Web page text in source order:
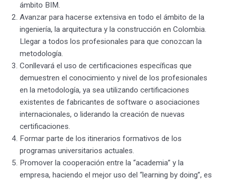
ámbito BIM.
Avanzar para hacerse extensiva en todo el ámbito de la
ingeniería, la arquitectura y la construcción en Colombia.
Llegar a todos los profesionales para que conozcan la
metodología.
Conllevará el uso de certificaciones específicas que
demuestren el conocimiento y nivel de los profesionales
en la metodología, ya sea utilizando certificaciones
existentes de fabricantes de software o asociaciones
internacionales, o liderando la creación de nuevas
certificaciones.
Formar parte de los itinerarios formativos de los
programas universitarios actuales.
Promover la cooperación entre la “academia” y la
empresa, haciendo el mejor uso del “learning by doing”, es